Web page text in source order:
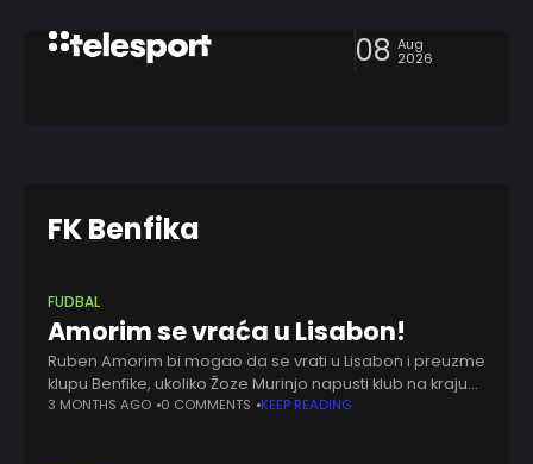
08 Aug
2026
FK Benfika
FUDBAL
Amorim se vraća u Lisabon!
Ruben Amorim bi mogao da se vrati u Lisabon i preuzme
klupu Benfike, ukoliko Žoze Murinjo napusti klub na kraju
sezone. Iako odlazak iskusnog portugalskog stručnjaka
3 MONTHS AGO 0 COMMENTS KEEP READING